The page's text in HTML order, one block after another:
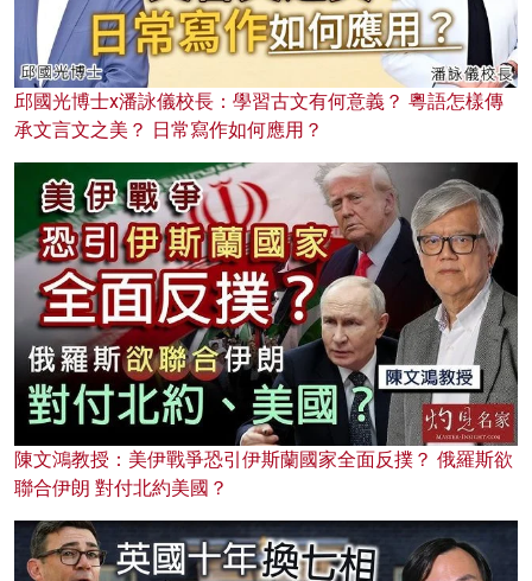
邱國光博士x潘詠儀校長：學習古文有何意義？ 粵語怎樣傳
承文言文之美？ 日常寫作如何應用？
陳文鴻教授：美伊戰爭恐引伊斯蘭國家全面反撲？ 俄羅斯欲
聯合伊朗 對付北約美國？